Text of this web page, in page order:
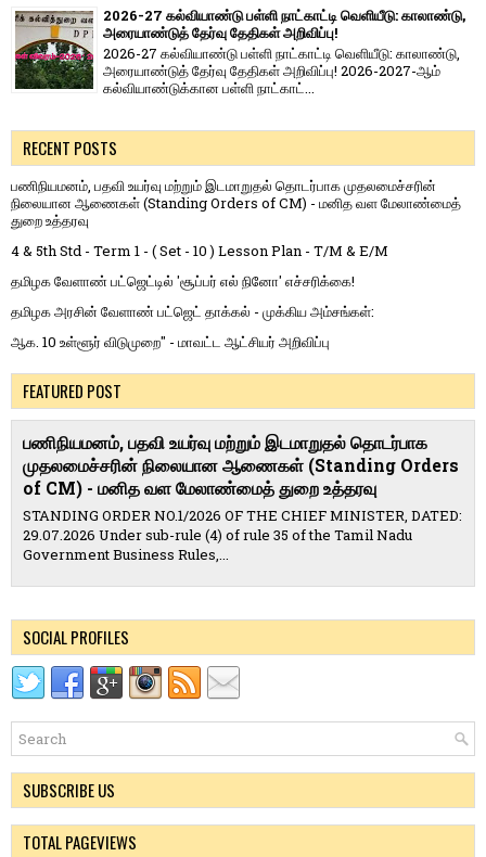
2026-27 கல்வியாண்டு பள்ளி நாட்காட்டி வெளியீடு: காலாண்டு,
அரையாண்டுத் தேர்வு தேதிகள் அறிவிப்பு!
2026-27 கல்வியாண்டு பள்ளி நாட்காட்டி வெளியீடு: காலாண்டு,
அரையாண்டுத் தேர்வு தேதிகள் அறிவிப்பு! 2026-2027-ஆம்
கல்வியாண்டுக்கான பள்ளி நாட்காட்...
RECENT POSTS
பணிநியமனம், பதவி உயர்வு மற்றும் இடமாறுதல் தொடர்பாக முதலமைச்சரின்
நிலையான ஆணைகள் (Standing Orders of CM) - மனித வள மேலாண்மைத்
துறை உத்தரவு
4 & 5th Std - Term 1 - ( Set - 10 ) Lesson Plan - T/M & E/M
தமிழக வேளாண் பட்ஜெட்டில் 'சூப்பர் எல் நினோ' எச்சரிக்கை!
தமிழக அரசின் வேளாண் பட்ஜெட் தாக்கல் - முக்கிய அம்சங்கள்:
ஆக. 10 உள்ளூர் விடுமுறை" - மாவட்ட ஆட்சியர் அறிவிப்பு
FEATURED POST
பணிநியமனம், பதவி உயர்வு மற்றும் இடமாறுதல் தொடர்பாக
முதலமைச்சரின் நிலையான ஆணைகள் (Standing Orders
of CM) - மனித வள மேலாண்மைத் துறை உத்தரவு
STANDING ORDER NO.1/2026 OF THE CHIEF MINISTER, DATED:
29.07.2026 Under sub-rule (4) of rule 35 of the Tamil Nadu
Government Business Rules,...
SOCIAL PROFILES
SUBSCRIBE US
TOTAL PAGEVIEWS